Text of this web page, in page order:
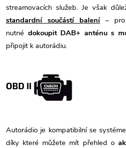
streamovacích služeb. Je však
standardní součástí balení –
nutné dokoupit DAB+ anténu s
připojit k autorádiu.
OBD II
Autorádio je kompatibilní se
díky které můžete mít přehled o